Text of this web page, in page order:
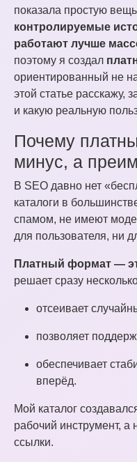
показала простую
контролируемые
работают лучше
поэтому я создал
ориентированный не
этой статье расскажу,
и какую реальную
Почему
минус, а
В SEO давно нет
каталоги в
спамом, не имеют
для пользователя, ни
Платный формат —
решает сразу
отсеивает
позволяет
обеспечивает
вперёд.
Мой каталог
рабочий инструмент,
ссылки.